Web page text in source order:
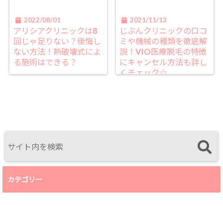
2022/08/01
アリシアクリニックは8
回じゃ足りない？後悔し
ない方法！熱破壊式によ
る施術はできる？
2021/11/13
じぶんクリニックの口コ
ミや機械の種類を徹底解
説！VIO医療脱毛の特徴
にキャンセル方法も詳し
くチェック☆
カテゴリー